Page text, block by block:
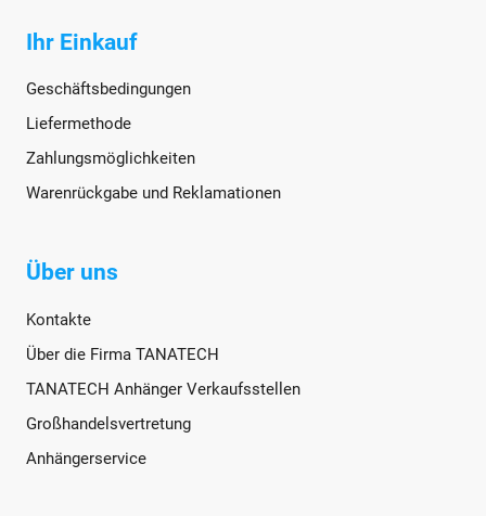
Ihr Einkauf
Geschäftsbedingungen
Liefermethode
Zahlungsmöglichkeiten
Warenrückgabe und Reklamationen
Über uns
Kontakte
Über die Firma TANATECH
TANATECH Anhänger Verkaufsstellen
Großhandelsvertretung
Anhängerservice